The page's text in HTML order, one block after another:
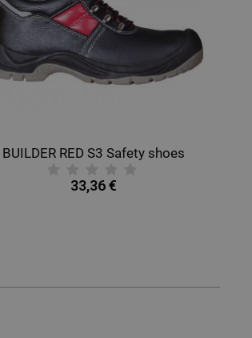
BUILDER RED S3 Safety shoes
33,36 €